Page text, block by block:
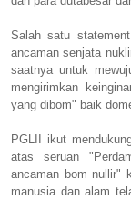
Salah satu
ancaman senjata
saatnya untuk
mengirimkan
yang dibom" baik
PGLII ikut
atas seruan
ancaman bom nullir"
manusia dan alam